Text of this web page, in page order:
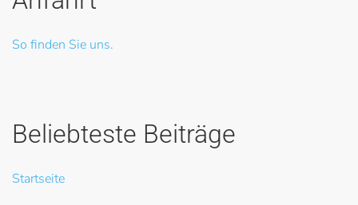
So finden Sie uns.
Beliebteste Beiträge
Startseite